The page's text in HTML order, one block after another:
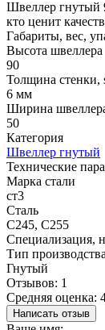
Швеллер гнутый
кто ценит
Габариты, вес,
Высота швеллера
90
Толщина стенки,
6 мм
Ширина
50
Категория
Швеллер гнутый
Технические
Марка стали
ст3
Сталь
С245, С255
Специализация,
Тип производства
Гнутый
Отзывов: 1
Средняя оценка:
Написать отзыв